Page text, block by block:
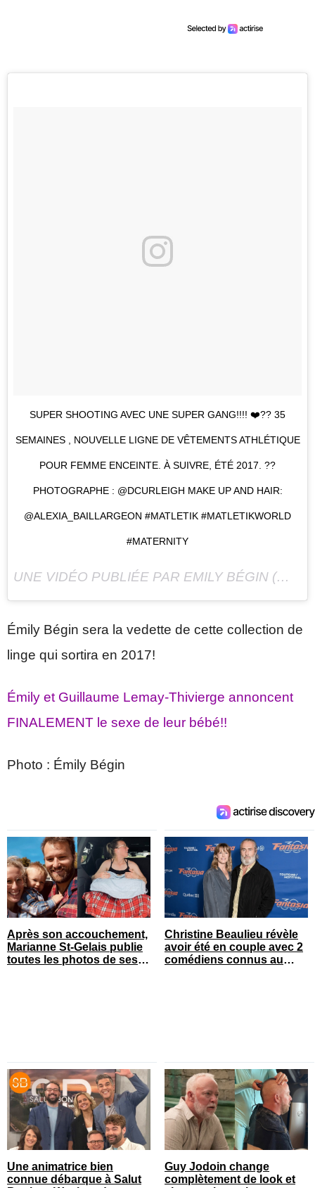
SUPER SHOOTING AVEC UNE SUPER GANG!!!! ❤️?? 35
SEMAINES , NOUVELLE LIGNE DE VÊTEMENTS ATHLÉTIQUE
POUR FEMME ENCEINTE. À SUIVRE, ÉTÉ 2017. ??
PHOTOGRAPHE : @DCURLEIGH MAKE UP AND HAIR:
@ALEXIA_BAILLARGEON #MATLETIK #MATLETIKWORLD
#MATERNITY
UNE VIDÉO PUBLIÉE PAR EMILY BÉGIN (@EMILYBEGIN) LE
Émily Bégin sera la vedette de cette collection de
linge qui sortira en 2017!
Émily et Guillaume Lemay-Thivierge annoncent
FINALEMENT le sexe de leur bébé!!
Photo : Émily Bégin
Après son accouchement,
Marianne St-Gelais publie
toutes les photos de ses
Christine Beaulieu révèle
avoir été en couple avec 2
comédiens connus au
Une animatrice bien
connue débarque à Salut
Guy Jodoin change
complètement de look et